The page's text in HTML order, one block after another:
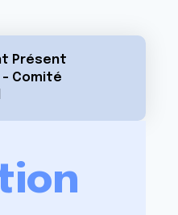
Présent
- Comité